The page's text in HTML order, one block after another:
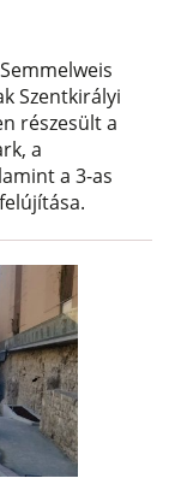
Szentkirályi
részesült a
a
a 3-as